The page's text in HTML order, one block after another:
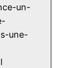
un-
une-